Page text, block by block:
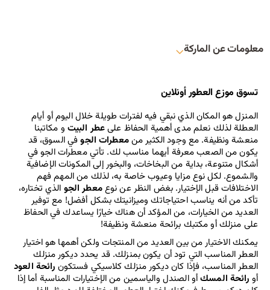
معلومات عن الماركة
تسوق موزع العطور أونلاين
المنزل هو المكان الذي نبقي فيه لفترات طويلة خلال اليوم أو أيام
العطلة لذلك نعلم مدى أهمية الحفاظ على عطر البيت
و مكاتبنا
منعشة ونظيفة. مع وجود الكثير من معطرات الجو
في السوق، قد
يكون من الصعب معرفة أيهما مناسب لك. تأتي معطرات الجو في
أشكال متنوعة، بداية من البخاخات، والبخور إلى المكونات الإضافية
والشموع. لكل نوع مزايا وعيوب خاصة به، لذلك من المهم فهم
الاختلافات قبل الإختيار. بغض النظر عن نوع معطر الجو
الذي تختاره،
تأكد من أنه يناسب احتياجاتك وميزانيتك بشكل أفضل! مع توفير
العديد من الخيارات، من المؤكد أن هناك خيارًا يساعدك في الحفاظ
على منزلك أو مكتبك برائحة منعشة ونظيفة!
يمكنك الاختيار من بين العديد من المنتجات ولكن أهمها هو اختيار
العطر المناسب التي تود أن يكون بمنزلك. قد يحدد ديكور منزلك
العطر المناسب، فإذا كان ديكور منزلك كلاسيكي فستكون رائحة العود
أو رائحة المسك
أو الصندل والياسمين من الإختيارات المناسبة أما إذا